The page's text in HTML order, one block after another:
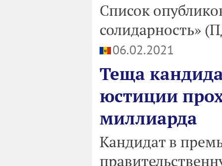
Список
солидарность»
06.02.2021
Теща
юстиции
миллиарда
Кандидат в